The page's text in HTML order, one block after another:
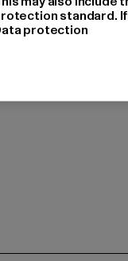
standard. If
protection